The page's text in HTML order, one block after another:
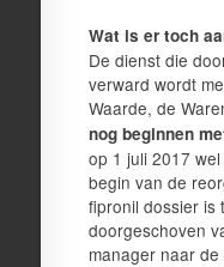
Wat is er toch
De dienst die
verward wordt
Waarde, de
nog beginnen
op 1 juli 2017 wel
begin van de
fipronil dossier is
doorgeschoven
manager naar